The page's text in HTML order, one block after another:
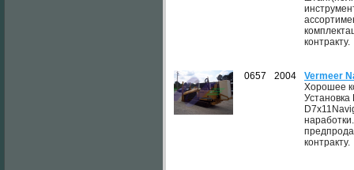
контракту.
0657 2004
Vermeer
Хорошее
контракту.